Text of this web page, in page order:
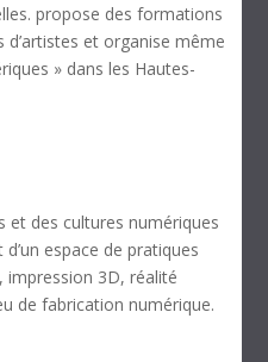
propose des formations
d’artistes et organise même
» dans les Hautes-
et des cultures numériques
d’un espace de pratiques
impression 3D, réalité
de fabrication numérique.